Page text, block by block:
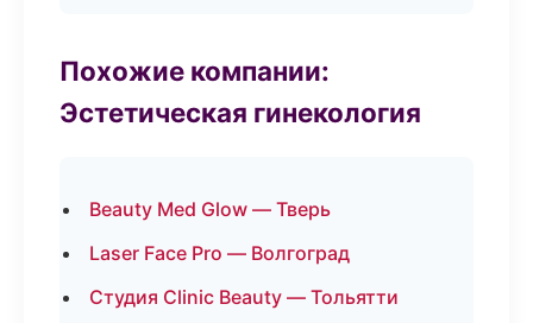
Похожие компании:
Эстетическая гинекология
Beauty Med Glow — Тверь
Laser Face Pro — Волгоград
Студия Clinic Beauty — Тольятти